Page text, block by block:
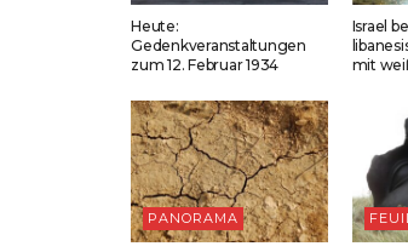
Heute:
Gedenkveranstaltungen
zum 12. Februar 1934
Israel
mit
PANORAMA